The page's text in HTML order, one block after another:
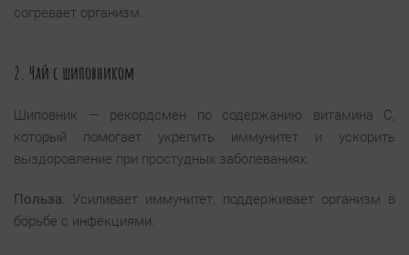
согревает организм.
2. Чай с шиповником
Шиповник — рекордсмен по содержанию витамина C,
который помогает укрепить иммунитет и ускорить
выздоровление при простудных заболеваниях.
Польза: Усиливает иммунитет, поддерживает организм в
борьбе с инфекциями.